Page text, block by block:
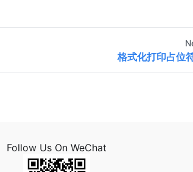
格式化打印占位
Follow Us On WeChat